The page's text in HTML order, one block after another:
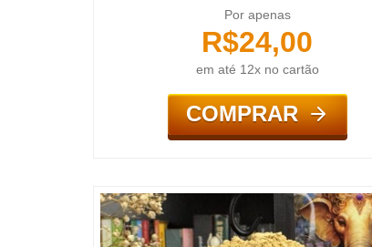
Por apenas
R$24,00
em até 12x no cartão
COMPRAR